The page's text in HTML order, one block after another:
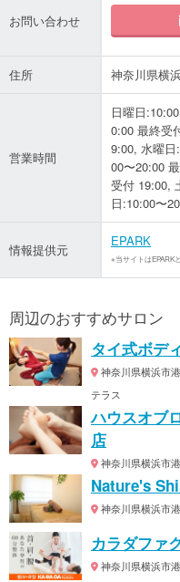
お問い合わせ
住所 神奈川県横
営業時間
日曜日
0:00 最終受
9:00, 水曜
00〜20:00
受付 19:00,
日:10:00〜
情報提供元
EPARK
※当サイトはEPARK
周辺のおすすめサロン
タイ式ボデ
神奈川県横浜市
テラス
ハウスオブ
店
神奈川県横浜市
Nature's
神奈川県横浜市
カラダファ
神奈川県横浜市